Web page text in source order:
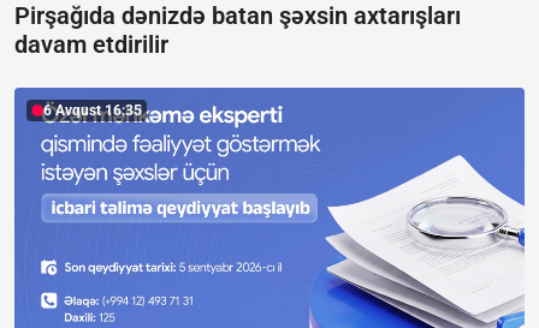
Pirşağıda dənizdə batan şəxsin axtarışları
davam etdirilir
6 Avqust 16:35